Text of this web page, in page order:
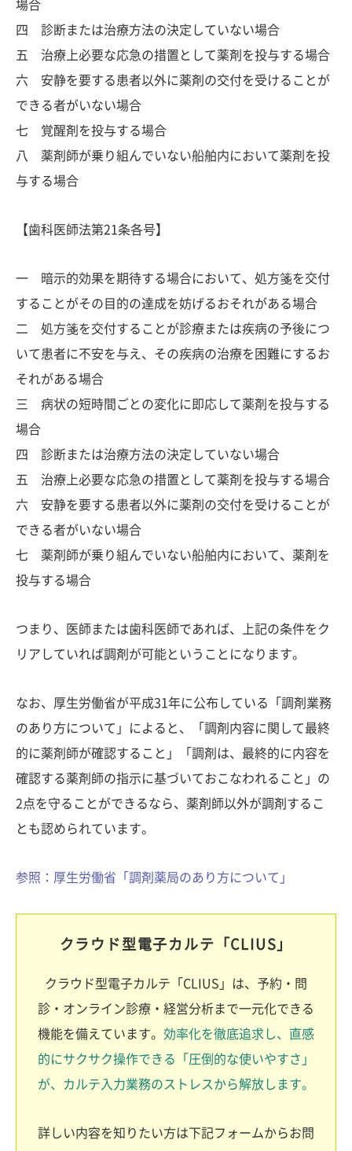
場合
四 診断または治療方法の決定していない場合
五 治療上必要な応急の措置として薬剤を投与する場合
六 安静を要する患者以外に薬剤の交付を受けることが
できる者がいない場合
七 覚醒剤を投与する場合
八 薬剤師が乗り組んでいない船舶内において薬剤を投
与する場合
【歯科医師法第21条各号】
一 暗示的効果を期待する場合において、処方箋を交付
することがその目的の達成を妨げるおそれがある場合
二 処方箋を交付することが診療または疾病の予後につ
いて患者に不安を与え、その疾病の治療を困難にするお
それがある場合
三 病状の短時間ごとの変化に即応して薬剤を投与する
場合
四 診断または治療方法の決定していない場合
五 治療上必要な応急の措置として薬剤を投与する場合
六 安静を要する患者以外に薬剤の交付を受けることが
できる者がいない場合
七 薬剤師が乗り組んでいない船舶内において、薬剤を
投与する場合
つまり、医師または歯科医師であれば、上記の条件をク
リアしていれば調剤が可能ということになります。
なお、厚生労働省が平成31年に公布している「調剤業務
のあり方について」によると、「調剤内容に関して最終
的に薬剤師が確認すること」「調剤は、最終的に内容を
確認する薬剤師の指示に基づいておこなわれること」の
2点を守ることができるなら、薬剤師以外が調剤するこ
とも認められています。
参照：厚生労働省「調剤薬局のあり方について」
クラウド型電子カルテ「CLIUS」
クラウド型電子カルテ「CLIUS」は、予約・問
診・オンライン診療・経営分析まで一元化できる
機能を備えています。 効率化を徹底追求し、直感
的にサクサク操作できる「圧倒的な使いやすさ」
が、カルテ入力業務のストレスから解放します。
詳しい内容を知りたい方は下記フォームからお問